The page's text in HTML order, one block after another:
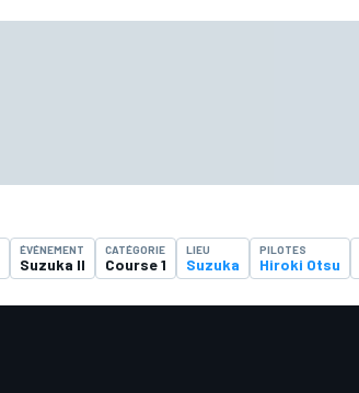
ÉVÉNEMENT
Suzuka II
CATÉGORIE
Course 1
LIEU
Suzuka
PILOTES
Hiroki Otsu